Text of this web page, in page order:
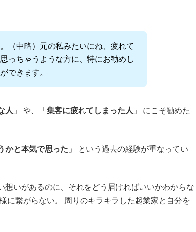
（中略）元の私みたいにね、疲れて
っちゃうような方に、特にお勧めし
できます。
人 」 や、「 集客に疲れてしまった人 」 にこそ勧めた
かと本気で思った 」 という過去の経験が重なってい
いがあるのに、それをどう届ければいいかわからな
に繋がらない。 周りのキラキラした起業家と自分を